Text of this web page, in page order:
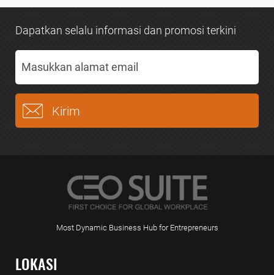
Dapatkan selalu informasi dan promosi terkini
Most Dynamic Business Hub for Entrepreneurs
LOKASI